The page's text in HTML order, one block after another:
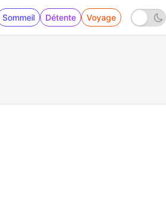
Sommeil Détente Voyage